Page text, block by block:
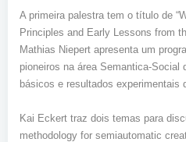
A primeira palestra tem o título de
Principles and Early Lessons from
Mathias Niepert apresenta um
pioneiros na área Semantica-
básicos e resultados experimentais
Kai Eckert traz dois temas para
methodology for semiautomatic